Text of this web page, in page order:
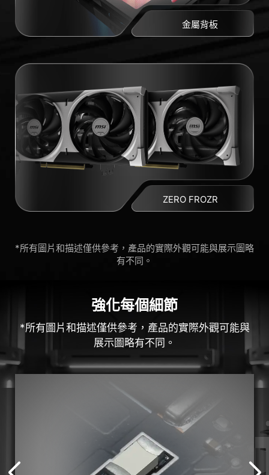
金屬背板
ZERO FROZR
*所有圖片和描述僅供參考，產品的實際外觀可能與展示圖略
有不同。
強化每個細節
*所有圖片和描述僅供參考，產品的實際外觀可能與
展示圖略有不同。